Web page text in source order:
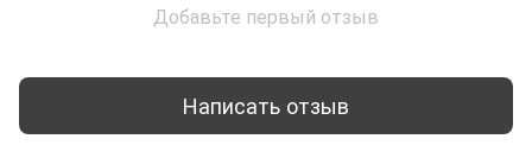
Добавьте первый отзыв
Написать отзыв